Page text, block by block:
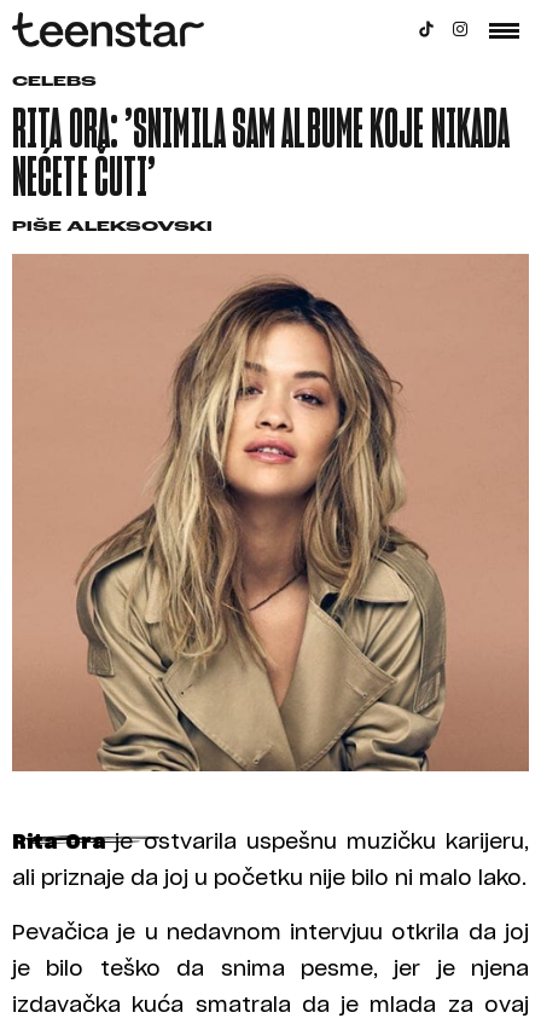
CELEBS
RITA ORA: ’SNIMILA SAM ALBUME KOJE NIKADA
NEĆETE ČUTI’
PIŠE ALEKSOVSKI
Rita Oraje ostvarila uspešnu muzičku karijeru,
ali priznaje da joj u početku nije bilo ni malo lako.
Pevačica je u nedavnom intervjuu otkrila da joj
je bilo teško da snima pesme, jer je njena
izdavačka kuća smatrala da je mlada za ovaj